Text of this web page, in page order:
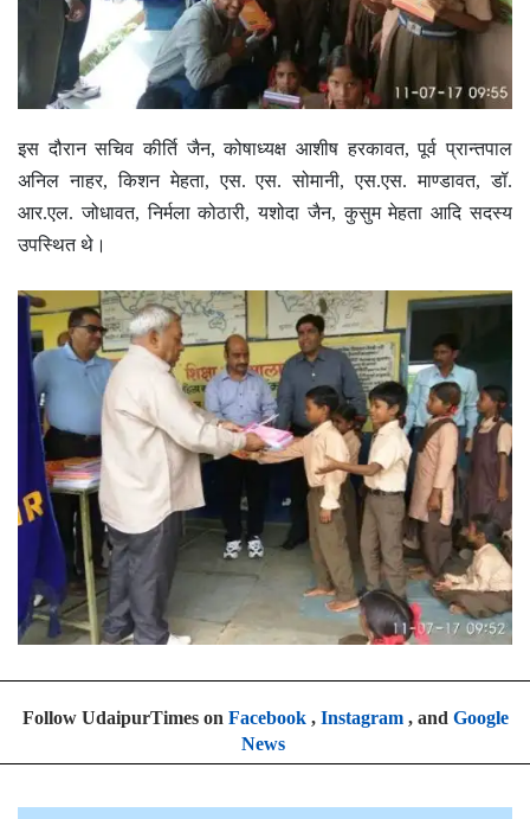
इस दौरान सचिव कीर्ति जैन, कोषाध्यक्ष आशीष हरकावत, पूर्व प्रान्तपाल
अनिल नाहर, किशन मेहता, एस. एस. सोमानी, एस.एस. माण्डावत, डॉ.
आर.एल. जोधावत, निर्मला कोठारी, यशोदा जैन, कुसुम मेहता आदि सदस्य
उपस्थित थे।
Follow UdaipurTimes on Facebook, Instagram, and Google
News